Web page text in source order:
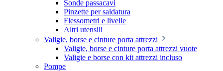
Sonde passacavi
Pinzette per saldatura
Flessometri e livelle
Altri utensili
Valigie, borse e cinture porta attrezzi
Valigie, borse e cinture porta attrezzi vuote
Valigie e borse con kit attrezzi incluso
Pompe